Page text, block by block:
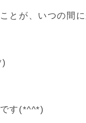
とが、いつの間
す(*^^*)